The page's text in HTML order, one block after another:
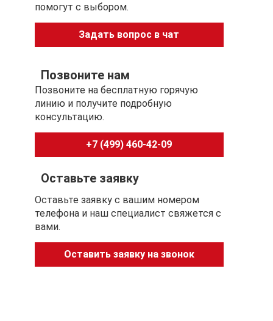
помогут с выбором.
Задать вопрос в чат
Позвоните нам
Позвоните на бесплатную горячую
линию и получите подробную
консультацию.
+7 (499) 460-42-09
Оставьте заявку
Оставьте заявку с вашим номером
телефона и наш специалист свяжется с
вами.
Оставить заявку на звонок